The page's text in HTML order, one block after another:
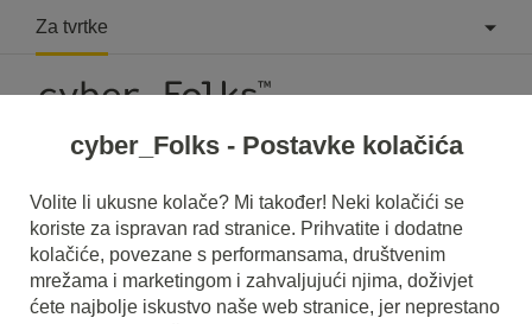
Za tvrtke
Pročitajte što je toYarnu našem rječniku.
Pomoći će vam da bolje razumijete o čemu se točno radi
Yarni koje je značenje u svakodnevnoj upotrebi.
cyber_Folks - Postavke kolačića
Volite li ukusne kolače? Mi također! Neki kolačići se
koriste za ispravan rad stranice. Prihvatite i dodatne
kolačiće, povezane s performansama, društvenim
mrežama i marketingom i zahvaljujući njima, doživjet
ćete najbolje iskustvo naše web stranice, jer neprestano